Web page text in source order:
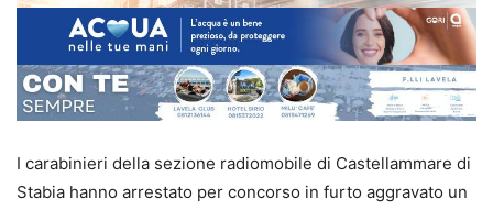
I carabinieri della sezione radiomobile di Castellammare di
Stabia hanno arrestato per concorso in furto aggravato un